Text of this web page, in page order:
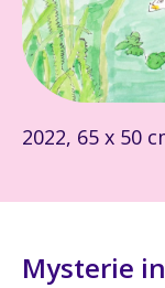
2022, 65 x 50
Mysterie